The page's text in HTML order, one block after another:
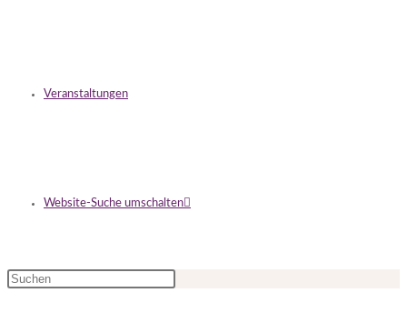
Veranstaltungen
Website-Suche umschalten